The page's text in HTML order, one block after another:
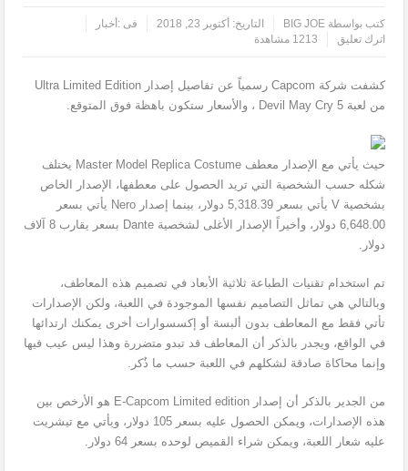
كتب بواسطةBIG JOE التاريخ: أكتوبر 23, 2018 فى : أخبار
اترك تعليق
1213 مشاهدة
كشفت شركة Capcom رسمياً عن تفاصيل إصدار Ultra Limited Edition
من لعبة Devil May Cry 5 ، والأسعار ستكون باهظة فوق المتوقع.
حيث يأتي مع الإصدار معطف Master Model Replica Costume يختلف
شكله حسب الشخصية التي تريد الحصول على معطفها، الإصدار الخاص
بشخصية V يأتي بسعر 5,318.39 دولار، بينما إصدار Nero يأتي بسعر
6,648.00 دولار، وأخيراً الإصدار الأغلى لشخصية Dante بسعر يقارب 8 آلاف
دولار.
تم استخدام تقنيات الطباعة ثلاثية الأبعاد في تصميم هذه المعاطف،
وبالتالي هي تماثل التصاميم نفسها الموجودة في اللعبة، ولكن الإصدارات
تأتي فقط مع المعاطف بدون ألبسة أو إكسسوارات أخرى يمكنك ارتدائها
في الواقع، ويجدر بالذكر أن المعاطف قد تبدو متضررة وهذا ليس عيب فيها
وإنما محاكاة صادقة لشكلهم في اللعبة حسب ما ذٌكر.
من الجدير بالذكر أن إصدار E-Capcom Limited edition هو الأرخص بين
هذه الإصدارات، ويمكن الحصول عليه بسعر 105 دولار، ويأتي مع تيشريت
عليه شعار اللعبة، ويمكن شراء القميص لوحده بسعر 64 دولار.